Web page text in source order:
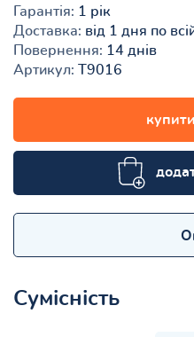
Гарантія: 1 рік
Доставка: від 1 дня по
Повернення: 14 днів
Артикул: Т9016
Сумісність